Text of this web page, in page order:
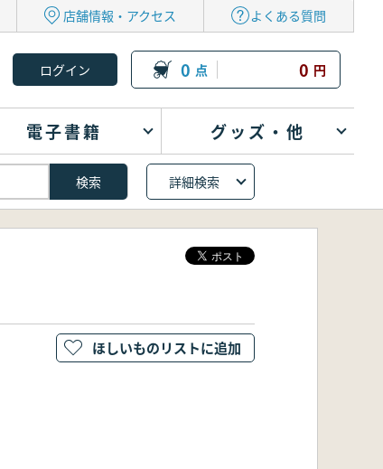
店舗情報・アクセス よくある質問
0 点 0 円
電子書籍 グッズ・他
詳細検索
ほしいものリストに追加